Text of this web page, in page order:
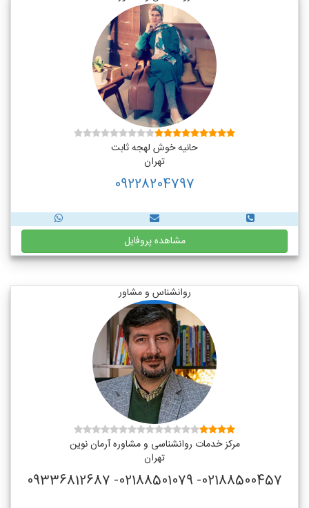
حانیه خوش لهجه ثابت
تهران
09228204797
مشاهده پروفایل
روانشناس و مشاور
مرکز خدمات روانشناسی و مشاوره آرمان نوین
تهران
02188500457- 02188501079- 09336812687